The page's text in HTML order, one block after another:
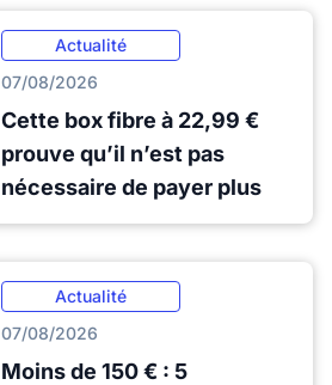
Actualité
07/08/2026
Cette box fibre à 22,99 €
prouve qu’il n’est pas
nécessaire de payer plus
Actualité
07/08/2026
Moins de 150 € : 5